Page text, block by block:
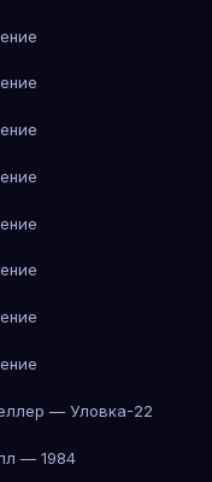
— Уловка-22
— 1984